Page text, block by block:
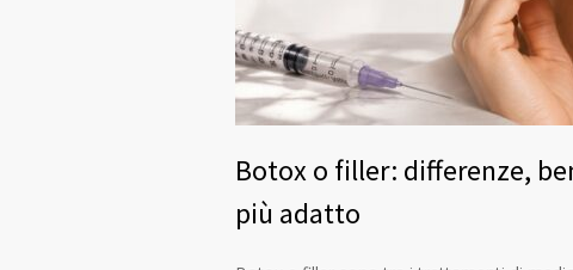
Botox o filler: differenze,
più adatto